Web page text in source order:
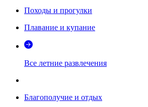
Походы и прогулки
Плавание и купание
Все летние развлечения
Благополучие и отдых